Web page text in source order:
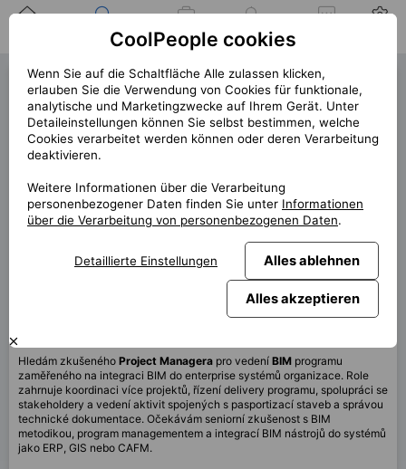
Position
Jobs
Project Manager (42834)
1 offene Position links!
« zurück
Start (Länge)
6/2026 (12m+)
Vertrag
Vertrag über CP
Home office
40%
Diese Position ist derzeit nicht verfügbar
Hledám zkušeného Project Managera pro vedení BIM programu
zaměřeného na integraci BIM do enterprise systémů organizace. Role
zahrnuje koordinaci více projektů, řízení delivery programu, spolupráci se
stakeholdery a vedení aktivit spojených s pasportizací staveb a správou
technické dokumentace. Očekávám seniorní zkušenost s BIM
metodikou, program managementem a integrací BIM nástrojů do systémů
jako ERP, GIS nebo CAFM.
CoolPeople cookies
Wenn Sie auf die Schaltfläche Alle zulassen klicken,
erlauben Sie die Verwendung von Cookies für funktionale,
analytische und Marketingzwecke auf Ihrem Gerät. Unter
Detaileinstellungen können Sie selbst bestimmen, welche
Cookies verarbeitet werden können oder deren Verarbeitung
deaktivieren.
Weitere Informationen über die Verarbeitung
personenbezogener Daten finden Sie unter Informationen
über die Verarbeitung von personenbezogenen Daten.
Detaillierte Einstellungen Alles ablehnen
Alles akzeptieren